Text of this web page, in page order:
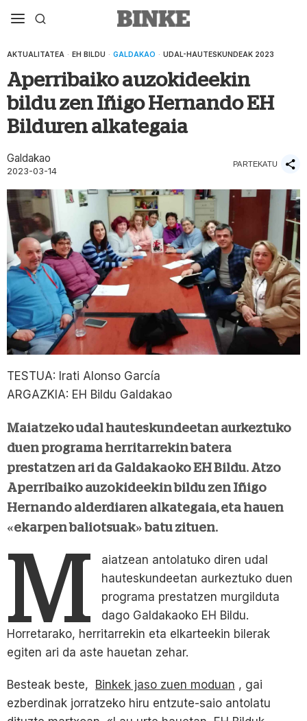
AKTUALITATEA · EH BILDU · GALDAKAO · UDAL-HAUTESKUNDEAK 2023
Aperribaiko auzokideekin
bildu zen Iñigo Hernando EH
Bilduren alkategaia
Galdakao
2023-03-14
PARTEKATU
TESTUA: Irati Alonso García
ARGAZKIA: EH Bildu Galdakao
Maiatzeko udal hauteskundeetan aurkeztuko
duen programa herritarrekin batera
prestatzen ari da Galdakaoko EH Bildu. Atzo
Aperribaiko auzokideekin bildu zen Iñigo
Hernando alderdiaren alkategaia, eta hauen
«ekarpen baliotsuak» batu zituen.
M
aiatzean antolatuko diren udal
hauteskundeetan aurkeztuko duen
programa prestatzen murgilduta
dago Galdakaoko EH Bildu.
Horretarako, herritarrekin eta elkarteekin bilerak
egiten ari da aste hauetan zehar.
Besteak beste, Binkek jaso zuen moduan , gai
ezberdinak jorratzeko hiru entzute-saio antolatu